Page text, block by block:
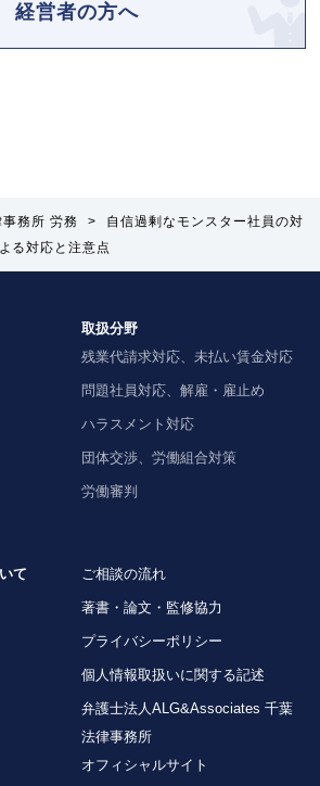
経営者の方へ
務所 労務 >
自信過剰なモンスター社員の対
る対応と注意点
取扱分野
残業代請求対応、未払い賃金対応
問題社員対応、解雇・雇止め
ハラスメント対応
団体交渉、労働組合対策
労働審判
て
ご相談の流れ
著書・論文・監修協力
プライバシーポリシー
個人情報取扱いに関する記述
弁護士法人ALG&Associates 千葉
法律事務所
オフィシャルサイト